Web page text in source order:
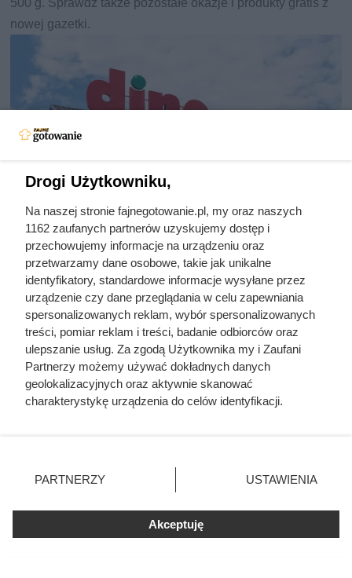
nowej gazetki.
Pożywny obiad za mniej niż 8 zł –
wystarczy dla dwóch osób
Flaki wołowe w promocji w Dino za mniej niż 8 zł. Sprawdź
szczegóły atrakcyjnej oferty i dowiedz się, do kiedy jest
ważna.
Mapa strony
Inne serwisy Grupy KB.pl
Drogi Użytkowniku,
Na naszej stronie fajnegotowanie.pl, my oraz naszych
1162 zaufanych partnerów uzyskujemy dostęp i
przechowujemy informacje na urządzeniu oraz
przetwarzamy dane osobowe, takie jak unikalne
identyfikatory, standardowe informacje wysyłane przez
urządzenie czy dane przeglądania w celu zapewniania
spersonalizowanych reklam, wybór spersonalizowanych
treści, pomiar reklam i treści, badanie odbiorców oraz
ulepszanie usług. Za zgodą Użytkownika my i Zaufani
Partnerzy możemy używać dokładnych danych
geolokalizacyjnych oraz aktywnie skanować
charakterystykę urządzenia do celów identyfikacji.
zmienić/wycofać klikając przycisk ustawień prywatności
znajdujący się w lewym dolnym rogu strony
rodzaje przetwarzania danych nie wymagają zgody
użytkownika, ale masz prawo sprzeciwić się takiemu
przetwarzaniu. Preferencje będą miały zastosowania tylko
PARTNERZY USTAWIENIA
Akceptuję